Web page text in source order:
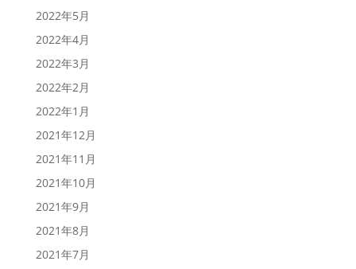
2022年5月
2022年4月
2022年3月
2022年2月
2022年1月
2021年12月
2021年11月
2021年10月
2021年9月
2021年8月
2021年7月